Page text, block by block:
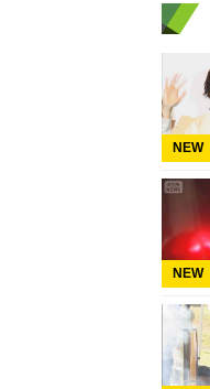
NEW
NEW